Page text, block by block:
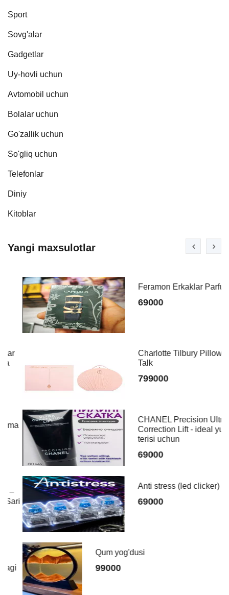
Sport
Sovg'alar
Gadgetlar
Uy-hovli uchun
Avtomobil uchun
Bolalar uchun
Go'zallik uchun
So'gliq uchun
Telefonlar
Diniy
Kitoblar
Yangi maxsulotlar
Feramon Erkaklar Parfumi
69000
Charlotte Tilbury Pillow
799000
CHANEL Precision Ultra
Correction Lift - ideal yuz
terisi uchun
69000
Anti stress (led clicker)
69000
Qum yog'dusi
99000